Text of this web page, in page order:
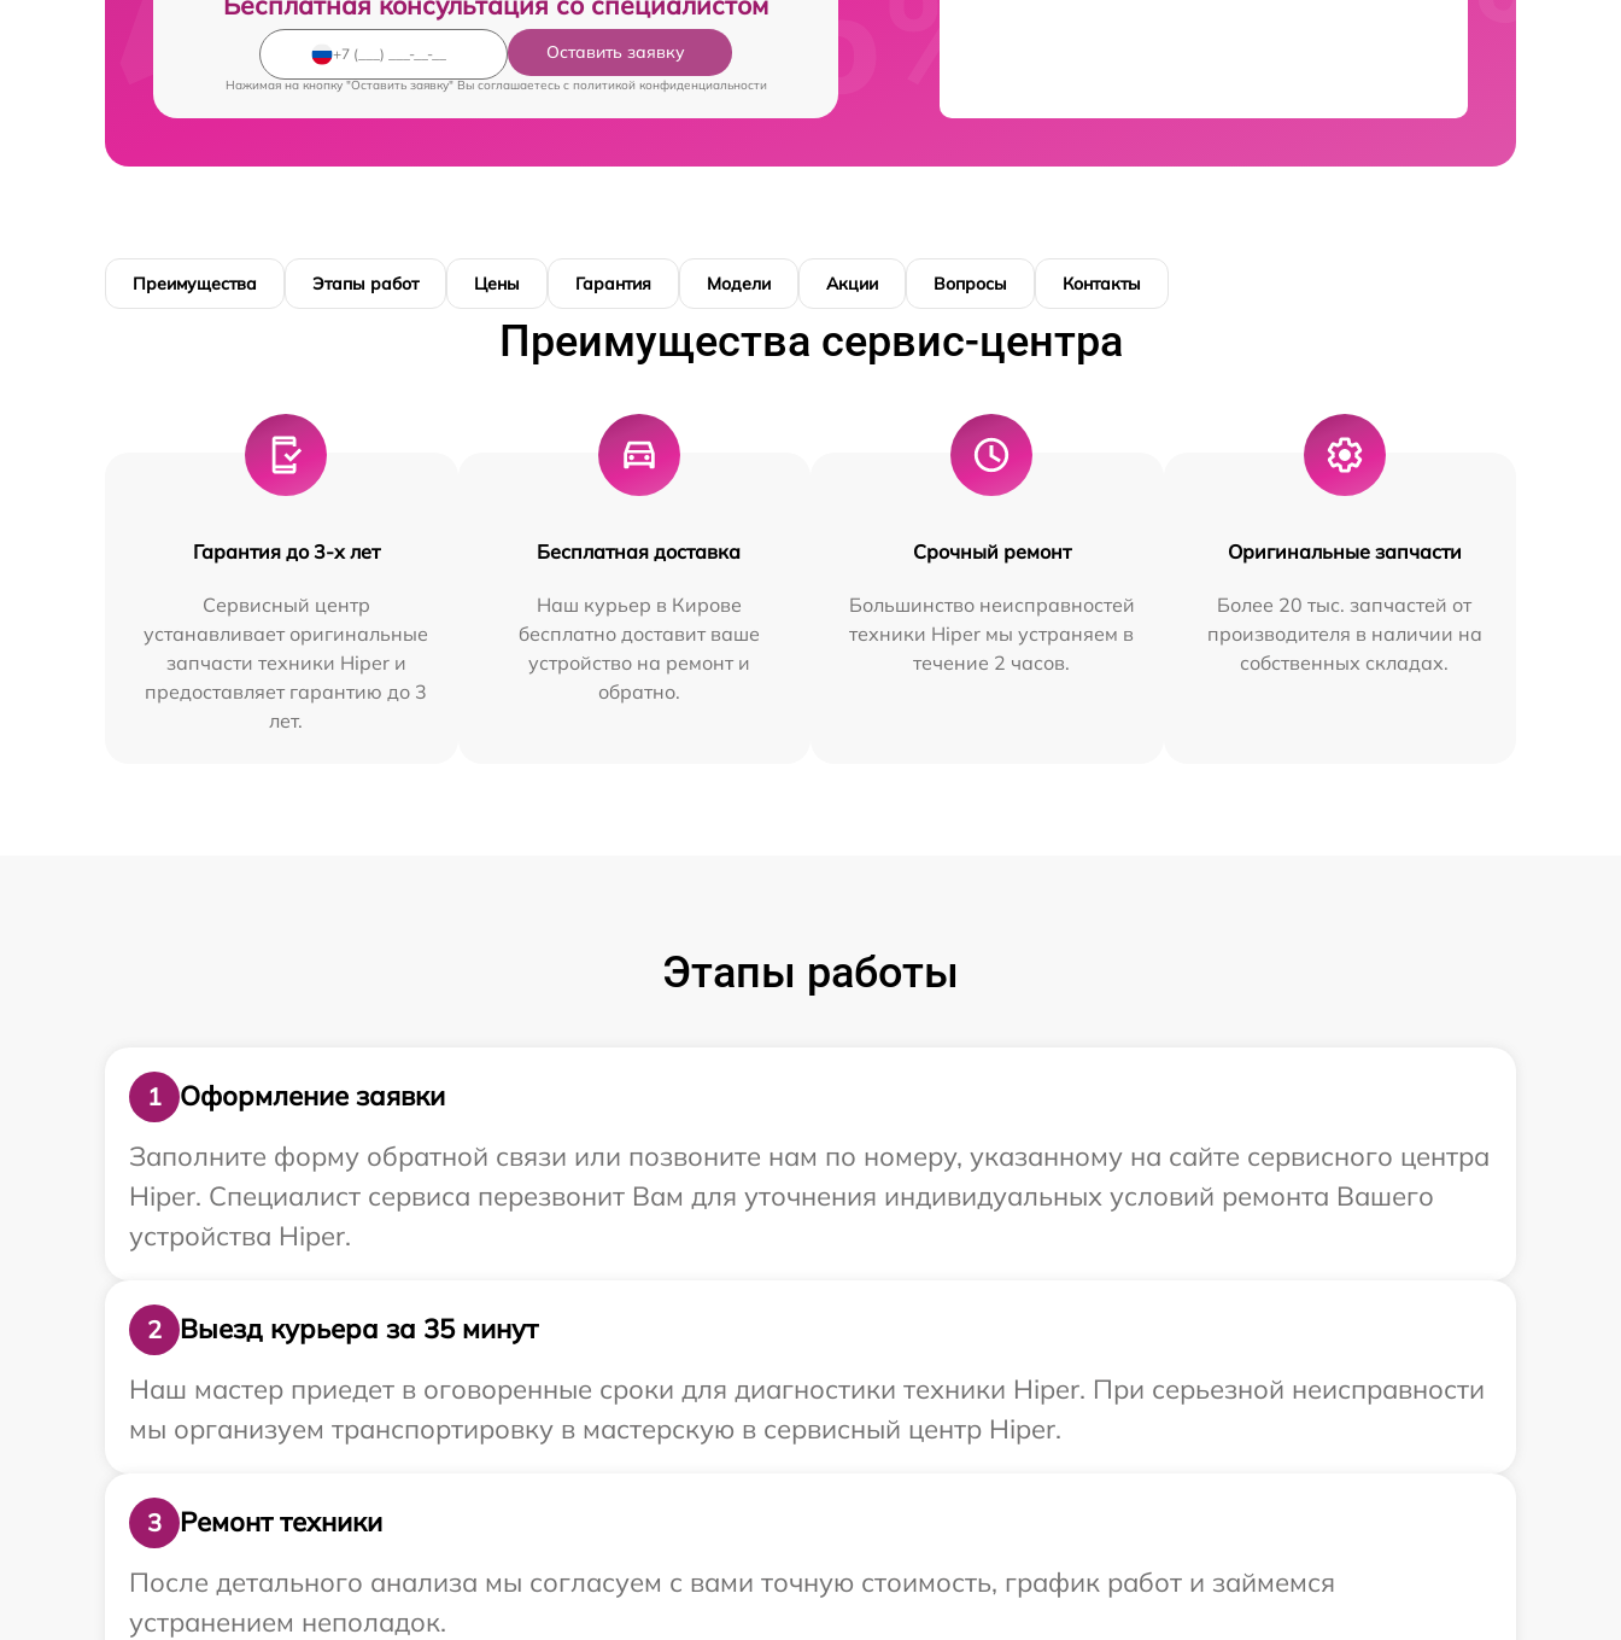
Оставить заявку
Нажимая на кнопку "Оставить заявку" Вы соглашаетесь c политикой конфиденциальности
Преимущества Этапы работ Цены Гарантия Модели Акции Вопросы Контакты
Преимущества сервис-центра
Гарантия до 3-х лет
Сервисный центр
устанавливает оригинальные
запчасти техники Hiper и
предоставляет гарантию до 3
лет.
Бесплатная доставка
Наш курьер в Кирове
бесплатно доставит ваше
устройство на ремонт и
обратно.
Срочный ремонт
Большинство неисправностей
техники Hiper мы устраняем в
течение 2 часов.
Оригинальные запчасти
Более 20 тыс. запчастей от
производителя в наличии на
собственных складах.
Этапы работы
1
Оформление заявки
Заполните форму обратной связи или позвоните нам по номеру, указанному на сайте сервисного центра
Hiper. Специалист сервиса перезвонит Вам для уточнения индивидуальных условий ремонта Вашего
устройства Hiper.
2
Выезд курьера за 35 минут
Наш мастер приедет в оговоренные сроки для диагностики техники Hiper. При серьезной неисправности
мы организуем транспортировку в мастерскую в сервисный центр Hiper.
3
Ремонт техники
После детального анализа мы согласуем с вами точную стоимость, график работ и займемся
устранением неполадок.